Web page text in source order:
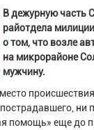
В дежурную часть
райотдела
о том, что возле
на микрорайоне
мужчину.
ни
помощь» еще до